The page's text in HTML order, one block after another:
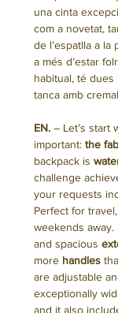
una cinta
com a novetat,
de l’espatlla a la
a més d’estar
habitual, té dues
tanca amb
EN. – Let’s start
important: the
backpack is
challenge
your requests
Perfect for
weekends away.
and spacious
more handles
are adjustable
exceptionally
and it also